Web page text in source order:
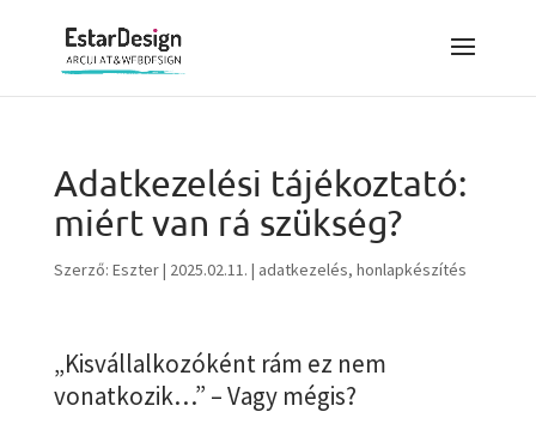
Adatkezelési tájékoztató:
miért van rá szükség?
Szerző: Eszter| 2025.02.11. | adatkezelés, honlapkészítés
„Kisvállalkozóként rám ez nem
vonatkozik…” – Vagy mégis?